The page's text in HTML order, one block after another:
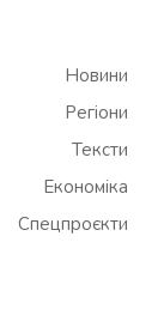
Новини
Регіони
Тексти
Економіка
Спецпроєкти